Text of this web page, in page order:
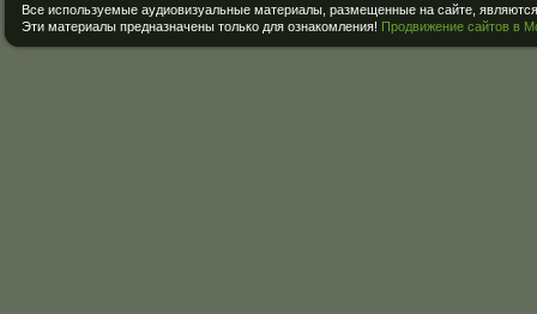
Все используемые аудиовизуальные материалы, размещенные на сайте,
Эти материалы предназначены только для ознакомления! Продвижение сайтов в